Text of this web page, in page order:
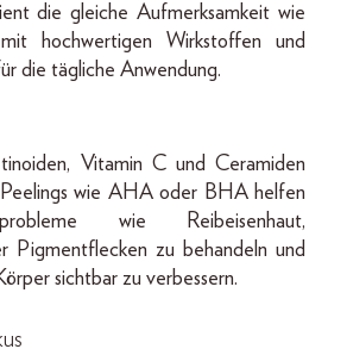
die gleiche Aufmerksamkeit wie
hochwertigen Wirkstoffen und
die tägliche Anwendung.
Vitamin C und Ceramiden
Peelings wie AHA oder BHA helfen
wie Reibeisenhaut,
Pigmentflecken zu behandeln und
sichtbar zu verbessern.